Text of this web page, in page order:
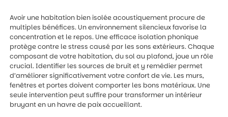
Avoir une habitation bien isolée acoustiquement procure de
multiples bénéfices. Un environnement silencieux favorise la
concentration et le repos. Une efficace isolation phonique
protège contre le stress causé par les sons extérieurs. Chaque
composant de votre habitation, du sol au plafond, joue un rôle
crucial. Identifier les sources de bruit et y remédier permet
d’améliorer significativement votre confort de vie. Les murs,
fenêtres et portes doivent comporter les bons matériaux. Une
seule intervention peut suffire pour transformer un intérieur
bruyant en un havre de paix accueillant.